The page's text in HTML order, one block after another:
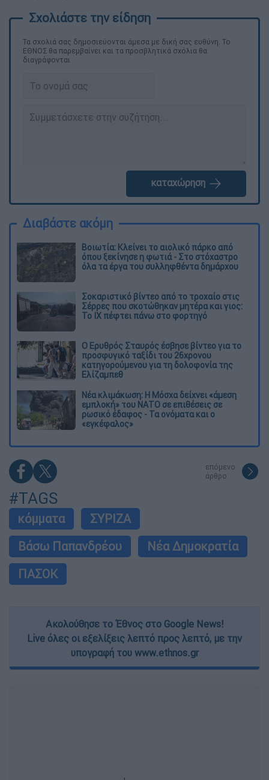
Τα σχολιά σας δημοσιεύονται άμεσα με δική σας ευθύνη. Το
ΕΘΝΟΣ θα παρεμβαίνει και τα προσβλητικά σχόλια θα
διαγράφονται
καταχώρηση
Διαβάστε ακόμη
Βοιωτία: Κλείνει το αιολικό πάρκο από
όπου ξεκίνησε η φωτιά - Στο στόχαστρο
όλα τα έργα του συλληφθέντα δημάρχου
Σοκαριστικό βίντεο από το τροχαίο στις
Σέρρες που σκοτώθηκαν μητέρα και γιος:
Το ΙΧ πέφτει πάνω στο φορτηγό
Ο Ερυθρός Σταυρός έσβησε βίντεο για το
προσφυγικό ταξίδι του 26χρονου
κατηγορούμενου για τη δολοφονία της
Ελίζαμπεθ
Νέα κλιμάκωση: Η Μόσχα δείχνει «άμεση
εμπλοκή» του ΝΑΤΟ σε επιθέσεις σε
ρωσικό έδαφος - Τα ονόματα και ο
«εγκέφαλος»
επόμενο
άρθρο
#TAGS
κόμματα
ΣΥΡΙΖΑ
Βάσω Παπανδρέου
Νέα Δημοκρατία
ΠΑΣΟΚ
Ακολούθησε το Έθνος στο Google News!
Live όλες οι εξελίξεις λεπτό προς λεπτό, με την
υπογραφή του www.ethnos.gr